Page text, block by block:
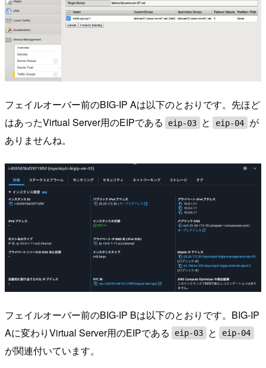
フェイルオーバー前のBIG-IP Aは以下のとおりです。先ほど
はあったVirtual Server用のEIPである
eip-03 と eip-04
が
ありませんね。
フェイルオーバー前のBIG-IP Bは以下のとおりです。BIG-IP
Aに変わりVirtual Server用のEIPである
eip-03 と eip-04
が関連付いています。